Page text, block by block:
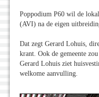
Poppodium P60 wil de
(AVI) na de eigen
Dat zegt Gerard Lohuis,
krant. Ook de gemeente
Gerard Lohuis ziet
welkome aanvulling.